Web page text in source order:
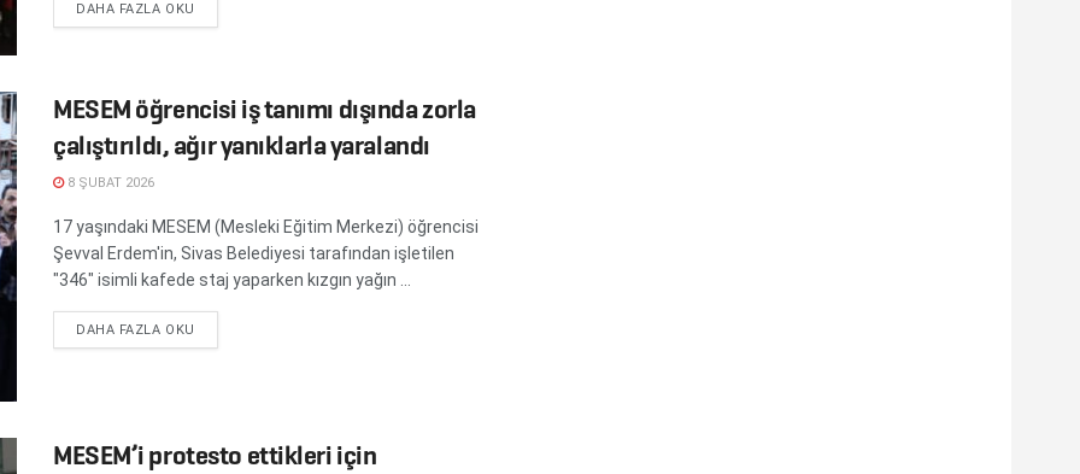
DAHA FAZLA OKU
MESEM öğrencisi iş tanımı dışında zorla
çalıştırıldı, ağır yanıklarla yaralandı
8 ŞUBAT 2026
17 yaşındaki MESEM (Mesleki Eğitim Merkezi) öğrencisi
Şevval Erdem'in, Sivas Belediyesi tarafından işletilen
"346" isimli kafede staj yaparken kızgın yağın ...
DAHA FAZLA OKU
MESEM’i protesto ettikleri için